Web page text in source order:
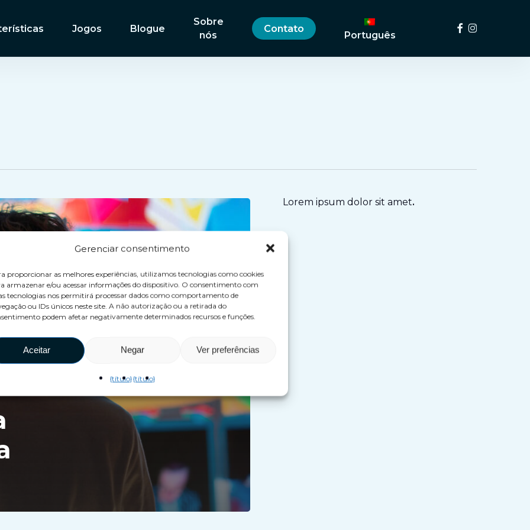
Gerenciar consentimento
proporcionar as melhores experiências, utilizamos tecnologias como cookies
armazenar e/ou acessar informações do dispositivo. O consentimento com
tecnologias nos permitirá processar dados como comportamento de
ou IDs únicos neste site. A não autorização ou a retirada do
podem afetar negativamente determinados recursos e funções.
Aceitar Negar Ver preferências
{título}{título}
Jogos Blogue
Sobre
nós
Contato
Português
Facebook
Instagram
Lorem ipsum dolor sit amet.